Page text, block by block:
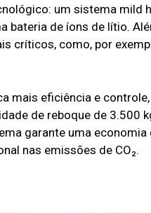
um sistema mild
bateria de íons de lítio.
críticos, como, por
mais eficiência e
de reboque de 3.500
garante uma
nas emissões de CO₂.